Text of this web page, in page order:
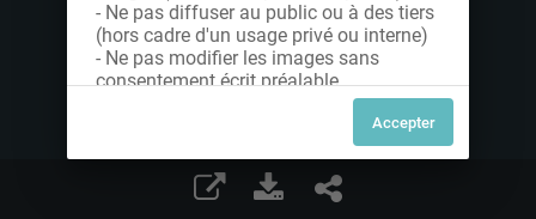
- Ne pas diffuser au public ou à des tiers
(hors cadre d'un usage privé ou interne)
- Ne pas modifier les images sans
consentement écrit préalable
Dans le cas contraire, nous vous invitons
à nous contacter afin de solliciter le type
de Licence souhaitée parmi celles
proposées et le cas échéant, acquitter